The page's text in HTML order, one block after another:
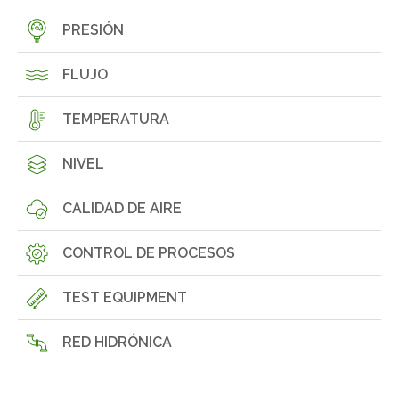
PRESIÓN
FLUJO
TEMPERATURA
NIVEL
CALIDAD DE AIRE
CONTROL DE PROCESOS
TEST EQUIPMENT
RED HIDRÓNICA